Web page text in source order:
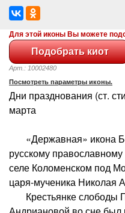
Для этой иконы Вы можете
Арт.: 10002480
Посмотреть параметры иконы.
Дни празднования (ст.
марта
«Державная» икона
русскому
селе Коломенском под
царя-мученика Николая
Крестьянке слободы